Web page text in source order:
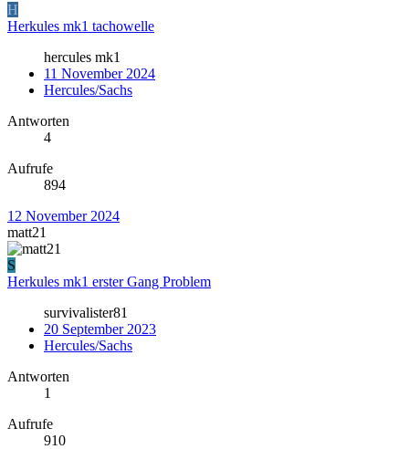
H
Herkules mk1 tachowelle
hercules mk1
11 November 2024
Hercules/Sachs
Antworten
4
Aufrufe
894
12 November 2024
matt21
S
Herkules mk1 erster Gang Problem
survivalister81
20 September 2023
Hercules/Sachs
Antworten
1
Aufrufe
910